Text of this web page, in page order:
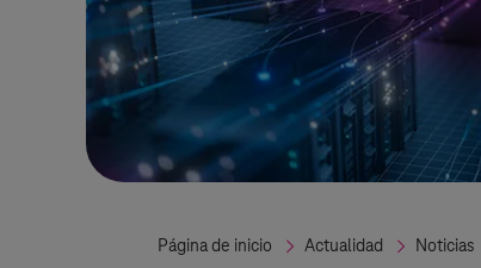
Página de inicio Actualidad Noticias